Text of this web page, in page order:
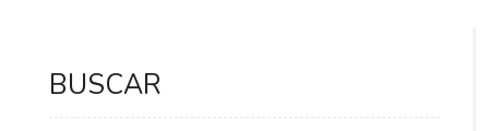
BUSCAR